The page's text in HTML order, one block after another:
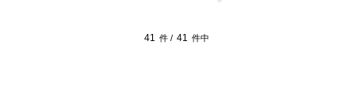
41 件 / 41 件中